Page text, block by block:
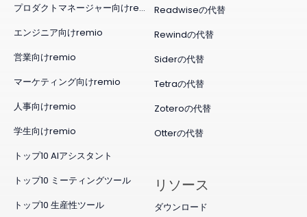
Readwiseの代替
Rewindの代替
Siderの代替
Tetraの代替
Zoteroの代替
Otterの代替
プロダクトマネージャー向けremio
エンジニア向けremio
営業向けremio
マーケティング向けremio
人事向けremio
学生向けremio
トップ10 AIアシスタント
トップ10 ミーティングツール
トップ10 生産性ツール
リソース
ダウンロード